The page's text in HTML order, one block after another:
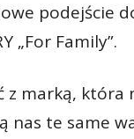
podejście
„For Family”.
z marką,
nas te same